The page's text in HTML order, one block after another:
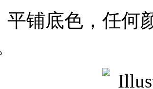
平铺底色，任何